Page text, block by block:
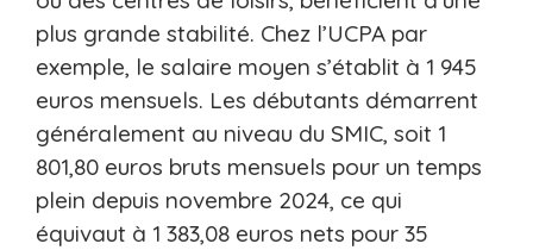
plus grande stabilité. Chez l’UCPA par
exemple, le salaire moyen s’établit à 1 945
euros mensuels. Les débutants démarrent
généralement au niveau du SMIC, soit 1
801,80 euros bruts mensuels pour un temps
plein depuis novembre 2024, ce qui
équivaut à 1 383,08 euros nets pour 35